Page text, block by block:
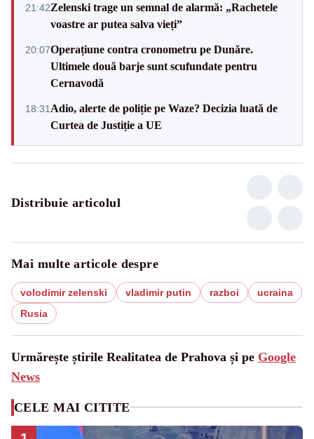
21:42Zelenski trage un semnal de alarmă: „Rachetele
voastre ar putea salva vieți”
20:07Operațiune contra cronometru pe Dunăre.
Ultimele două barje sunt scufundate pentru
Cernavodă
18:31 Adio, alerte de poliție pe Waze? Decizia luată de
Curtea de Justiție a UE
Distribuie articolul
Mai multe articole despre
volodimir zelenski vladimir putin razboi
ucraina
Rusia
Urmărește știrile Realitatea de Prahova și pe Google
News
CELE MAI CITITE